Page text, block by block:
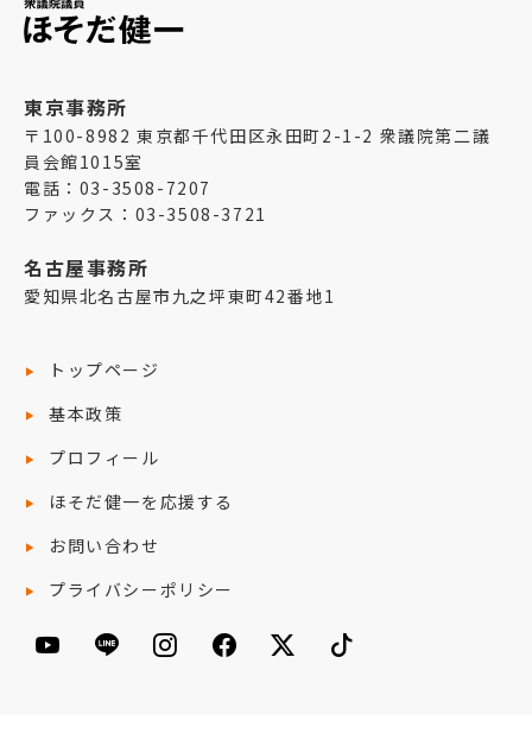
東京事務所
〒100-8982 東京都千代田区永田町2-1-2 衆議院第二議
員会館1015室
電話：03-3508-7207
ファックス：03-3508-3721
名古屋事務所
愛知県北名古屋市九之坪東町42番地1
トップページ
基本政策
プロフィール
ほそだ健一を応援する
お問い合わせ
プライバシーポリシー